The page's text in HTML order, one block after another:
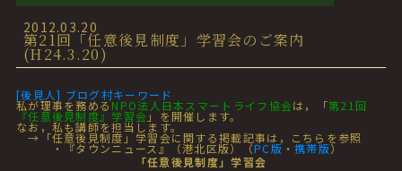
2012.03.20
第21回「任意後見制度」学習会のご案内
(H24.3.20)
[後見人] ブログ村キーワード
私が理事を務めるNPO法人日本スマートライフ協会は，「第21回
『任意後見制度』学習会」を開催します。
なお，私も講師を担当します。
→「任意後見制度」学習会に関する掲載記事は，こちらを参照
・『タウンニュース』（港北区版）（PC版・携帯版）
「任意後見制度」学習会